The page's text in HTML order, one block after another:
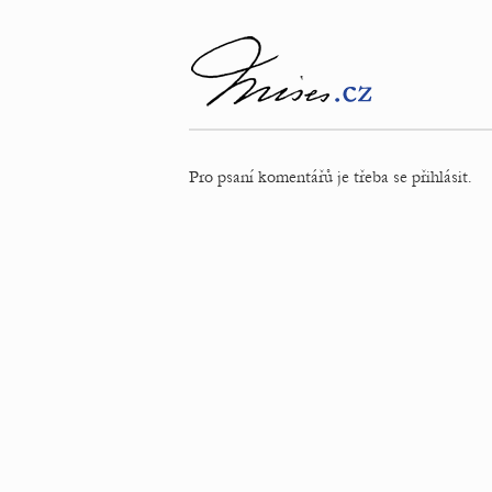
Pro psaní komentářů je třeba se přihlásit.